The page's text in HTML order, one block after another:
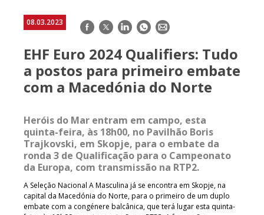
08.03.2023 Facebook
TwitterLinkedInWhatsApp
E-
EHF Euro 2024 Qualifiers: Tudo
a postos para primeiro embate
com a Macedónia do Norte
Heróis do Mar entram em campo, esta
quinta-feira, às 18h00, no Pavilhão Boris
Trajkovski, em Skopje, para o embate da
ronda 3 de Qualificação para o Campeonato
da Europa, com transmissão na RTP2.
A Seleção Nacional A Masculina já se encontra em Skopje, na
capital da Macedónia do Norte, para o primeiro de um duplo
embate com a congénere balcânica, que terá lugar esta quinta-